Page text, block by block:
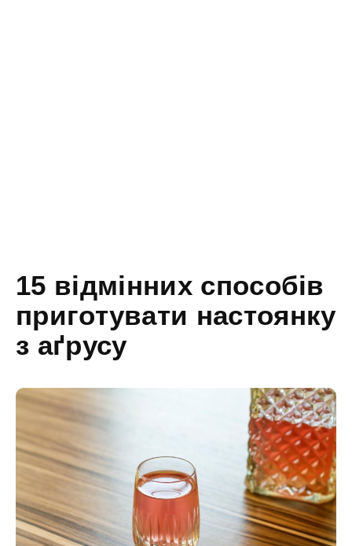
15 відмінних способів
приготувати настоянку
з аґрусу